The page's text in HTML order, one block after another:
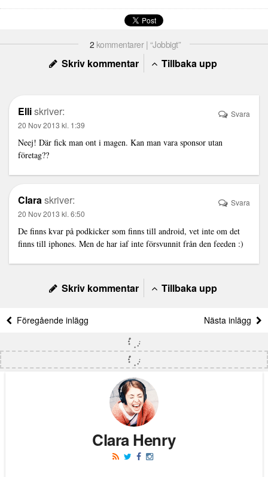
2 kommentarer | “Jobbigt”
Skriv kommentar Tillbaka upp
Elliskriver:
20 Nov 2013 kl. 1:39
Neej! Där fick man ont i magen. Kan man vara sponsor utan
företag??
Svara
Claraskriver:
20 Nov 2013 kl. 6:50
De finns kvar på podkicker som finns till android, vet inte om det
finns till iphones. Men de har iaf inte försvunnit från den feeden :)
Svara
Skriv kommentar Tillbaka upp
Föregående inlägg Nästa inlägg
Clara Henry